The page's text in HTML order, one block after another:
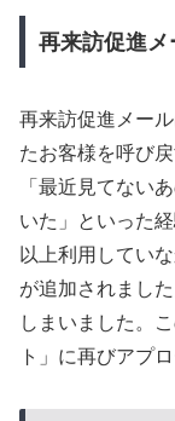
再来訪促進メ
再来訪促進メー
たお客様を呼び
「最近見てない
いた」といった
以上利用してい
が追加されまし
しまいました。
ト」に再びアプ